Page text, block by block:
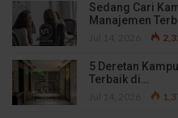
Sedang Cari
Manajemen
5 Deretan
Terbaik di…